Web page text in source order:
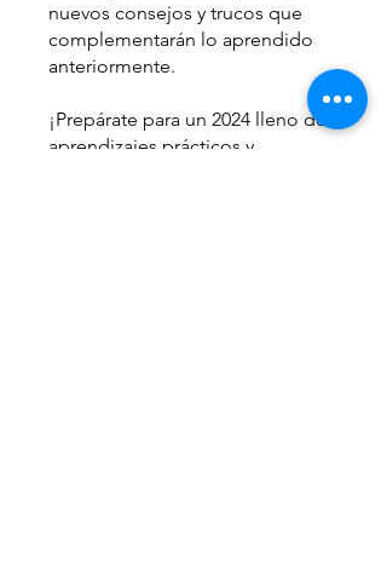
nuevos consejos y trucos que
complementarán lo aprendido
anteriormente.
¡Prepárate para un 2024 lleno de
aprendizajes prácticos y